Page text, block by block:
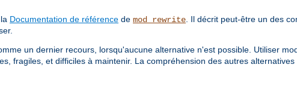
Documentation de référence de mod_rewrite. Il décrit peut-être un des
un dernier recours, lorsqu'aucune alternative n'est possible. Utiliser
fragiles, et difficiles à maintenir. La compréhension des autres